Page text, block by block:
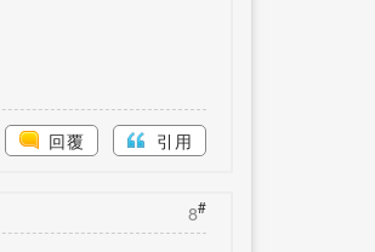
回覆 引用
8#